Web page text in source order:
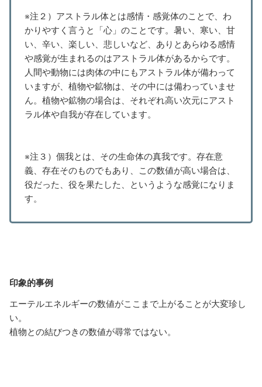
※注２）アストラル体とは感情・感覚体のことで、わ
かりやすく言うと「心」のことです。暑い、寒い、甘
い、辛い、楽しい、悲しいなど、あ りとあらゆる感情
や感覚が生まれるのはアストラル体があるからです。
人間や動物には肉体の中にもアストラル体が備わって
いますが、植物や鉱物は、その中には備わっていませ
ん。植物や鉱物の場合は、それぞれ高い次元にアスト
ラル体や自我が存在しています。
※注３）個我とは、その生命体の真我です。存在意
義、存在そのものでもあり、この数値が高い場合は、
役だった、役を果たした、というような感覚になりま
す。
印象的事例
エーテルエネルギーの数値がここまで上がることが大変珍し
い。
植物との結びつきの数値が尋常ではない。